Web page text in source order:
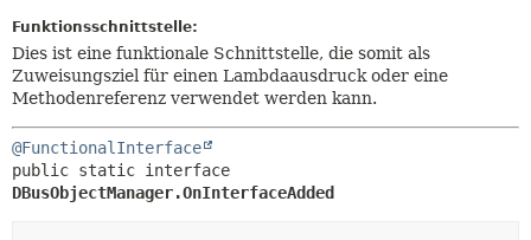
KONSTRUKTOR
METHODE
Funktionsschnittstelle:
Dies ist eine funktionale Schnittstelle, die somit als
Zuweisungsziel für einen Lambdaausdruck oder eine
Methodenreferenz verwendet werden kann.
@FunctionalInterface
DBusObjectManager.OnInterfaceAdded